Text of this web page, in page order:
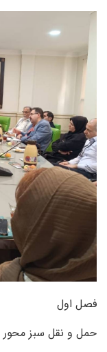
فصل اول
حمل و نقل سبز محور